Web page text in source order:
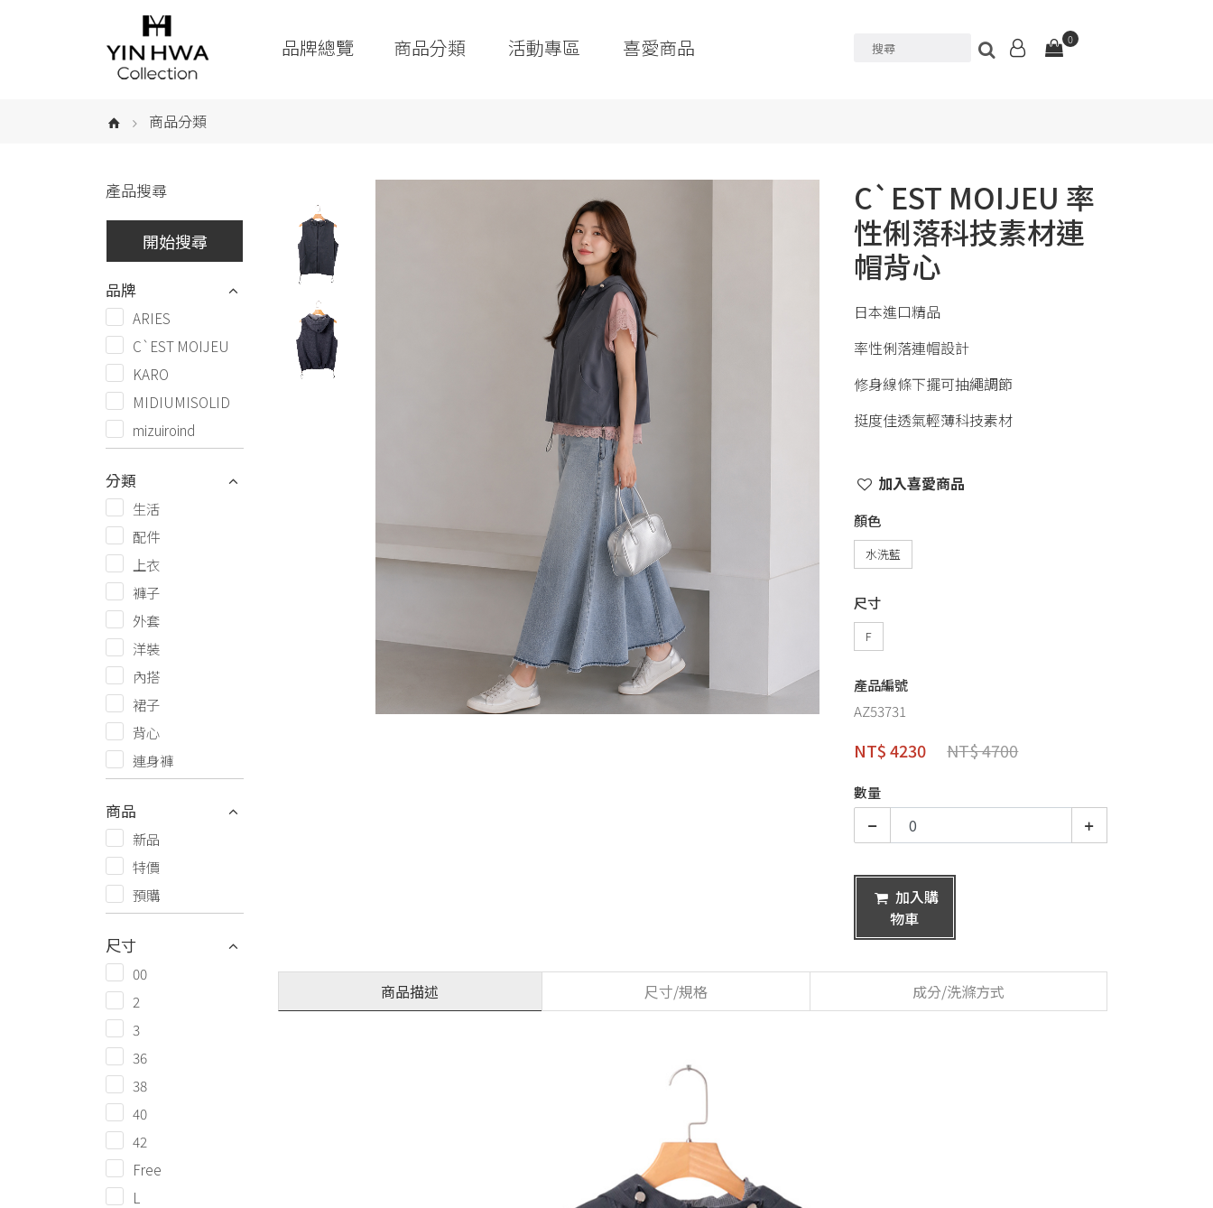
0
品牌總覽 商品分類 活動專區 喜愛商品
商品分類
產品搜尋
品牌
ARIES
C`EST MOIJEU
KARO
MIDIUMISOLID
mizuiroind
分類
生活
配件
上衣
褲子
外套
洋裝
內搭
裙子
背心
連身褲
商品
新品
特價
預購
尺寸
00
2
3
36
38
40
42
Free
L
C`EST MOIJEU 率
性俐落科技素材連
帽背心
日本進口精品
率性俐落連帽設計
修身線條下擺可抽繩調節
挺度佳透氣輕薄科技素材
加入喜愛商品
顏色
水洗藍
尺寸
F
產品編號
AZ53731
NT$ 4230 NT$ 4700
數量
加入購
物車
商品描述 尺寸/規格 成分/洗滌方式